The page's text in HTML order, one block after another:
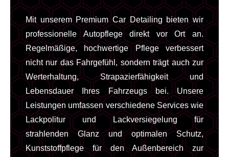
Mit unserem Premium Car Detailing bieten wir
professionelle Autopflege direkt vor Ort an.
Regelmäßige, hochwertige Pflege verbessert
nicht nur das Fahrgefühl, sondern trägt auch zur
Werterhaltung, Strapazierfähigkeit und
Lebensdauer Ihres Fahrzeugs bei. Unsere
Leistungen umfassen verschiedene Services wie
Lackpolitur und Lackversiegelung für
strahlenden Glanz und optimalen Schutz,
Kunststoffpflege für den Außenbereich zur